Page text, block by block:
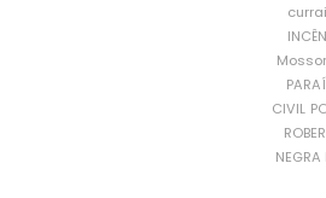
CIVIL
NEGRA